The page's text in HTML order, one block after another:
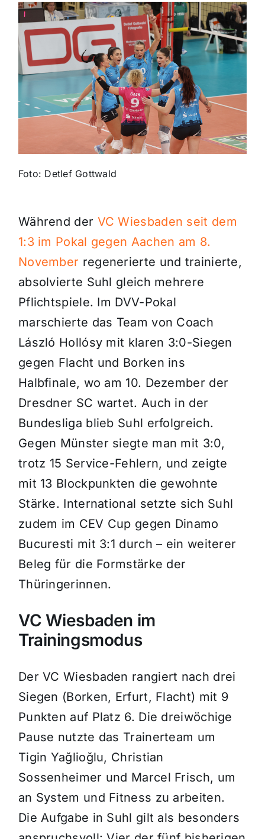
Polizeimeldungen
Themen und Termine
Gewinnspiele
Foto: Detlef Gottwald
Während der VC Wiesbaden seit dem
1:3 im Pokal gegen Aachen am 8.
November regenerierte und trainierte,
absolvierte Suhl gleich mehrere
Pflichtspiele. Im DVV-Pokal
marschierte das Team von Coach
László Hollósy mit klaren 3:0-Siegen
gegen Flacht und Borken ins
Halbfinale, wo am 10. Dezember der
Dresdner SC wartet. Auch in der
Bundesliga blieb Suhl erfolgreich.
Gegen Münster siegte man mit 3:0,
trotz 15 Service-Fehlern, und zeigte
mit 13 Blockpunkten die gewohnte
Stärke. International setzte sich Suhl
zudem im CEV Cup gegen Dinamo
Bucuresti mit 3:1 durch – ein weiterer
Beleg für die Formstärke der
Thüringerinnen.
VC Wiesbaden im
Trainingsmodus
Der VC Wiesbaden rangiert nach drei
Siegen (Borken, Erfurt, Flacht) mit 9
Punkten auf Platz 6. Die dreiwöchige
Pause nutzte das Trainerteam um
Tigin Yağlioğlu, Christian
Sossenheimer und Marcel Frisch, um
an System und Fitness zu arbeiten.
Die Aufgabe in Suhl gilt als besonders